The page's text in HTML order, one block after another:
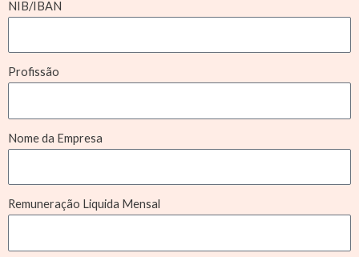
NIB/IBAN
Profissão
Nome da Empresa
Remuneração Liquida Mensal